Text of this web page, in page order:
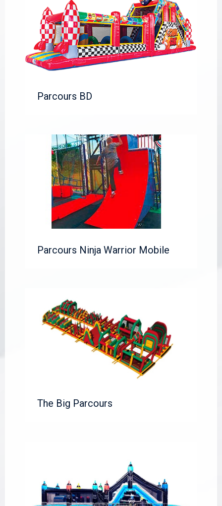
Parcours BD
Parcours Ninja Warrior Mobile
The Big Parcours